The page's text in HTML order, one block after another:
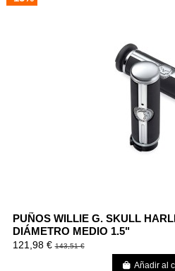
PUÑOS WILLIE G. SKULL
DIÁMETRO MEDIO 1.5"
121,98 €143,51 €
Añadir al